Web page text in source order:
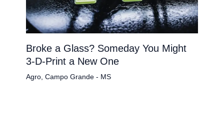
Broke a Glass? Someday You Might
3-D-Print a New One
Agro, Campo Grande - MS